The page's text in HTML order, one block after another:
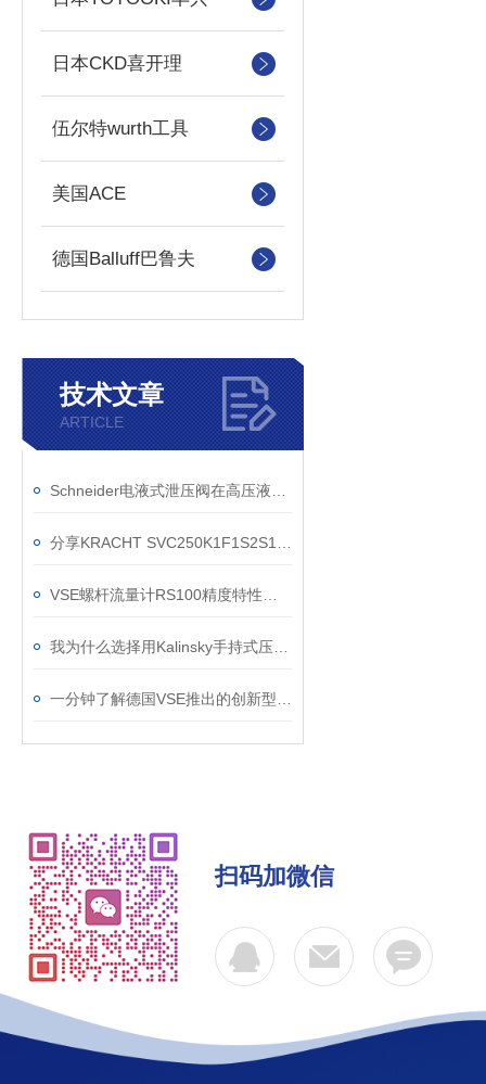
日本CKD喜开理
伍尔特wurth工具
美国ACE
德国Balluff巴鲁夫
技术文章
ARTICLE
扫码加微信